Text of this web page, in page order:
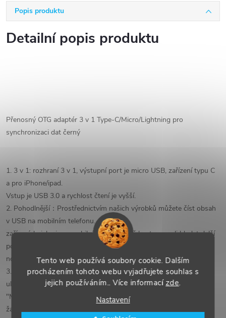
Tento web používá soubory cookie. Dalším
procházením tohoto webu vyjadřujete souhlas s
jejich používáním.. Více informacízde.
Nastavení
Popis produktu
Detailní popis produktu
Přenosný OTG adaptér 3 v 1 Type-C/Micro/Lightning pro
synchronizaci dat černý
1. 3 v 1: rozhraní 3 v 1, výstupní port je micro USB, zařízení typu C
a pro iPhone/ipad.
Vstup je USB 3.0 a rychlost čtení je vyšší.
2. Pohodlnější：Prostřednictvím našich výrobků můžete číst obsah
v USB na mobilním telefonu.
zařízeních, jako jsou mobilní telefony, aniž byste museli hledat další
počítač. 3 v 1 nepotřebuje
nosit s sebou více adaptérů.
3. Ne APP： Snadno se používá, podporuje funkci OTG a přenáší
uložené dokumenty.
"MOJE soubory" v koncovém zařízení. K používání není potřeba
žádný softwarový ovladač.